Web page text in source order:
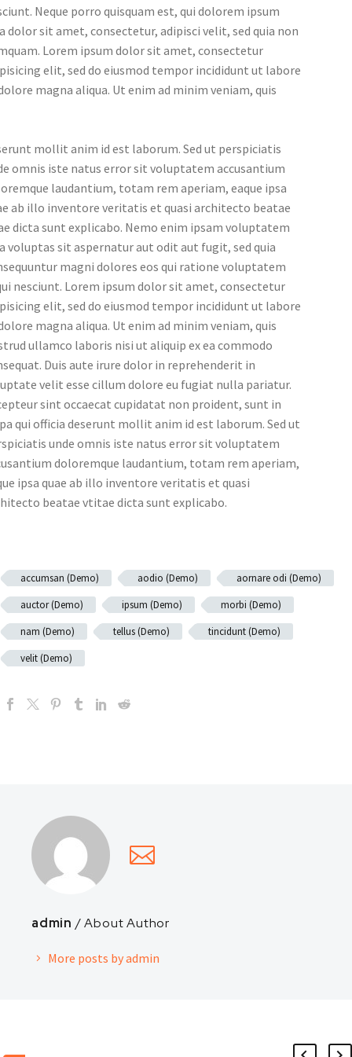
Neque porro quisquam est, qui dolorem ipsum
dolor sit amet, consectetur, adipisci velit, sed quia non
Lorem ipsum dolor sit amet, consectetur
elit, sed do eiusmod tempor incididunt ut labore
magna aliqua. Ut enim ad minim veniam, quis
mollit anim id est laborum. Sed ut perspiciatis
omnis iste natus error sit voluptatem accusantium
laudantium, totam rem aperiam, eaque ipsa
ab illo inventore veritatis et quasi architecto beatae
dicta sunt explicabo. Nemo enim ipsam voluptatem
voluptas sit aspernatur aut odit aut fugit, sed quia
magni dolores eos qui ratione voluptatem
nesciunt. Lorem ipsum dolor sit amet, consectetur
elit, sed do eiusmod tempor incididunt ut labore
magna aliqua. Ut enim ad minim veniam, quis
ullamco laboris nisi ut aliquip ex ea commodo
Duis aute irure dolor in reprehenderit in
velit esse cillum dolore eu fugiat nulla pariatur.
sint occaecat cupidatat non proident, sunt in
qui officia deserunt mollit anim id est laborum. Sed ut
unde omnis iste natus error sit voluptatem
doloremque laudantium, totam rem aperiam,
ipsa quae ab illo inventore veritatis et quasi
beatae vtitae dicta sunt explicabo.
accumsan (Demo) aodio (Demo)
aornare odi (Demo)
auctor (Demo)
ipsum (Demo)
morbi (Demo)
nam (Demo)
tellus (Demo)
tincidunt (Demo)
velit (Demo)
admin / About Author
More posts by admin